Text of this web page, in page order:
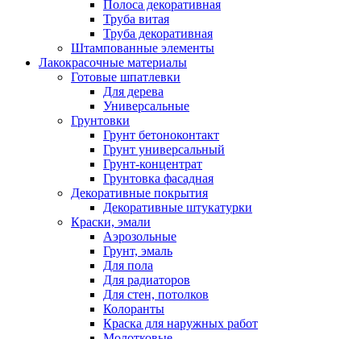
Полоса декоративная
Труба витая
Труба декоративная
Штампованные элементы
Лакокрасочные материалы
Готовые шпатлевки
Для дерева
Универсальные
Грунтовки
Грунт бетоноконтакт
Грунт универсальный
Грунт-концентрат
Грунтовка фасадная
Декоративные покрытия
Декоративные штукатурки
Краски, эмали
Аэрозольные
Грунт, эмаль
Для пола
Для радиаторов
Для стен, потолков
Колоранты
Краска для наружных работ